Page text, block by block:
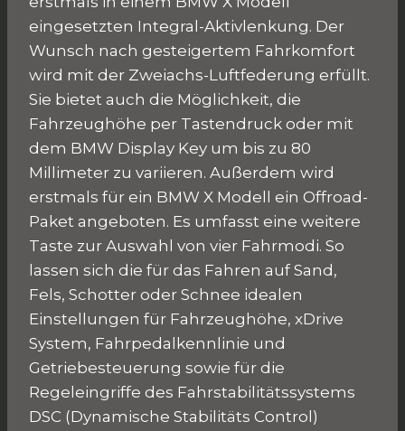
eingesetzten Integral-Aktivlenkung. Der
Wunsch nach gesteigertem Fahrkomfort
wird mit der Zweiachs-Luftfederung erfüllt.
Sie bietet auch die Möglichkeit, die
Fahrzeughöhe per Tastendruck oder mit
dem BMW Display Key um bis zu 80
Millimeter zu variieren. Außerdem wird
erstmals für ein BMW X Modell ein Offroad-
Paket angeboten. Es umfasst eine weitere
Taste zur Auswahl von vier Fahrmodi. So
lassen sich die für das Fahren auf Sand,
Fels, Schotter oder Schnee idealen
Einstellungen für Fahrzeughöhe, xDrive
System, Fahrpedalkennlinie und
Getriebesteuerung sowie für die
Regeleingriffe des Fahrstabilitätssystems
DSC (Dynamische Stabilitäts Control)